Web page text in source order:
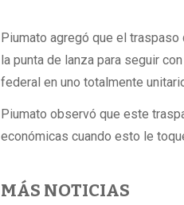
Piumato agregó que el traspaso
la punta de lanza para seguir
federal en uno totalmente
Piumato observó que este
económicas cuando esto le
MÁS NOTICIAS